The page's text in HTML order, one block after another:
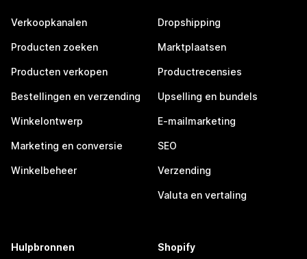
Verkoopkanalen
Producten zoeken
Producten verkopen
Bestellingen en verzending
Winkelontwerp
Marketing en conversie
Winkelbeheer
Dropshipping
Marktplaatsen
Productrecensies
Upselling en bundels
E-mailmarketing
SEO
Verzending
Valuta en vertaling
Hulpbronnen Shopify